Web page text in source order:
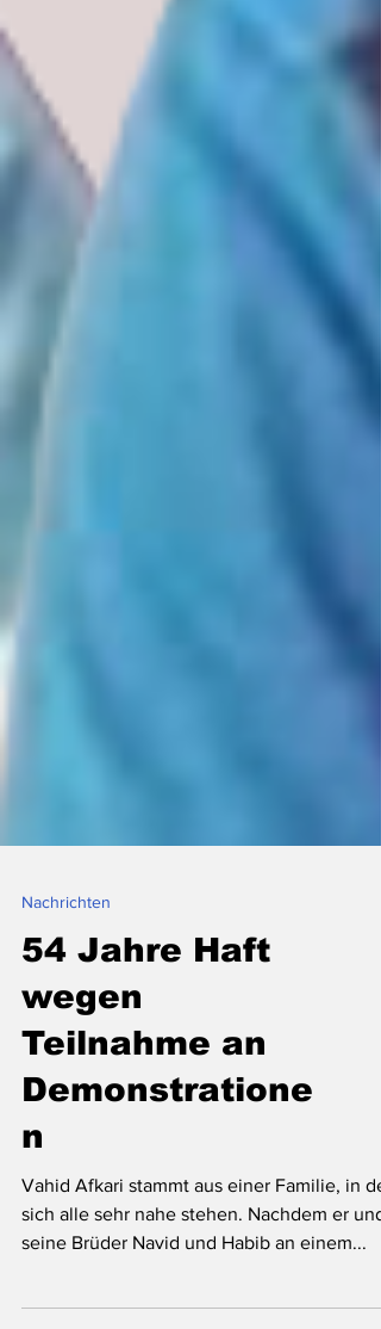
Nachrichten
54 Jahre Haft
wegen
Teilnahme an
Demonstratione
Vahid Afkari stammt aus einer Familie, in
sich alle sehr nahe stehen. Nachdem er und